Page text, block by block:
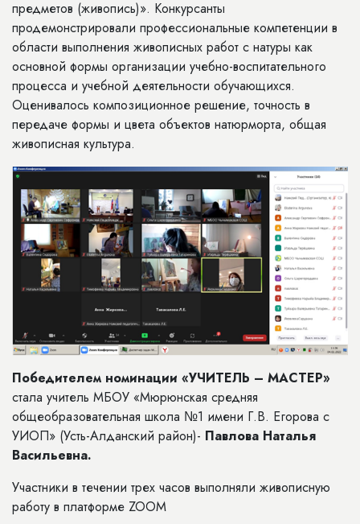
предметов (живопись)». Конкурсанты
продемонстрировали профессиональные компетенции в
области выполнения живописных работ с натуры как
основной формы организации учебно-воспитательного
процесса и учебной деятельности обучающихся.
Оценивалось композиционное решение, точность в
передаче формы и цвета объектов натюрморта, общая
живописная культура.
Победителем номинации «УЧИТЕЛЬ – МАСТЕР»
стала учитель МБОУ «Мюрюнская средняя
общеобразовательная школа №1 имени Г.В. Егорова с
УИОП» (Усть-Алданский район)- Павлова Наталья
Васильевна.
Участники в течении трех часов выполняли живописную
работу в платформе ZOOM